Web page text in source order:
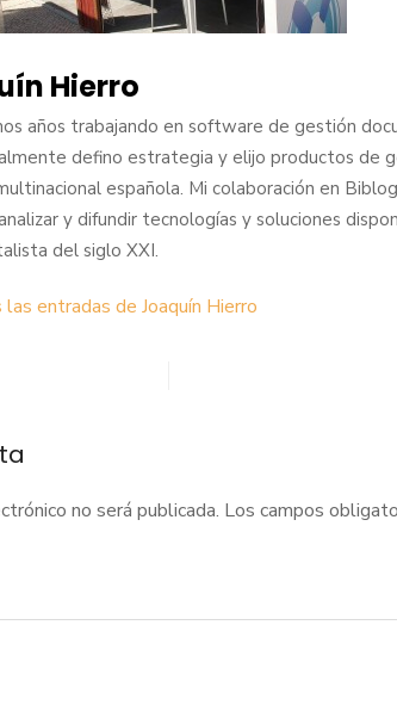
Hierro
años trabajando en software de gestión
defino estrategia y elijo productos de
española. Mi colaboración en
y difundir tecnologías y soluciones
del siglo XXI.
entradas de Joaquín Hierro
no será publicada. Los campos